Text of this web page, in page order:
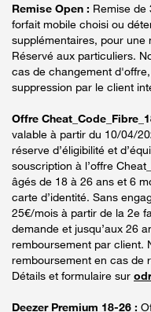
Remise Open : Remise de
forfait mobile choisi ou
supplémentaires, pour une
Réservé aux particuliers.
cas de changement
suppression par le client
Offre
valable à partir du 10/04/
réserve d’éligibilité et
souscription à l’offre
âgés de 18 à 26 ans et 6
carte d’identité. Sans
25€/mois à partir de la 2e
demande et jusqu’aux 26
remboursement par client.
remboursement en cas de
Détails et formulaire sur
Deezer Premium 18-26 :